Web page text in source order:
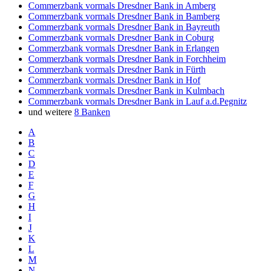
Commerzbank vormals Dresdner Bank in Amberg
Commerzbank vormals Dresdner Bank in Bamberg
Commerzbank vormals Dresdner Bank in Bayreuth
Commerzbank vormals Dresdner Bank in Coburg
Commerzbank vormals Dresdner Bank in Erlangen
Commerzbank vormals Dresdner Bank in Forchheim
Commerzbank vormals Dresdner Bank in Fürth
Commerzbank vormals Dresdner Bank in Hof
Commerzbank vormals Dresdner Bank in Kulmbach
Commerzbank vormals Dresdner Bank in Lauf a.d.Pegnitz
und weitere 8 Banken
A
B
C
D
E
F
G
H
I
J
K
L
M